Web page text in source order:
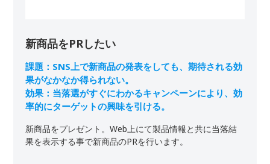
新商品をPRしたい
課題：SNS上で新商品の発表をしても、期待される効
果がなかなか得られない。
効果：当落選がすぐにわかるキャンペーンにより、効
率的にターゲットの興味を引ける。
新商品をプレゼント。Web上にて製品情報と共に当落結
果を表示する事で新商品のPRを行います。